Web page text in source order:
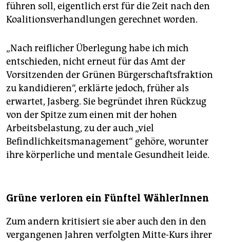
führen soll, eigentlich erst für die Zeit nach den
Koalitionsverhandlungen gerechnet worden.
„Nach reiflicher Überlegung habe ich mich
entschieden, nicht erneut für das Amt der
Vorsitzenden der Grünen Bürgerschaftsfraktion
zu kandidieren“, erklärte jedoch, früher als
erwartet, Jasberg. Sie begründet ihren Rückzug
von der Spitze zum einen mit der hohen
Arbeitsbelastung, zu der auch „viel
Befindlichkeitsmanagement“ gehöre, worunter
ihre körperliche und mentale Gesundheit leide.
Grüne verloren ein Fünftel WählerInnen
Zum andern kritisiert sie aber auch den in den
vergangenen Jahren verfolgten Mitte-Kurs ihrer